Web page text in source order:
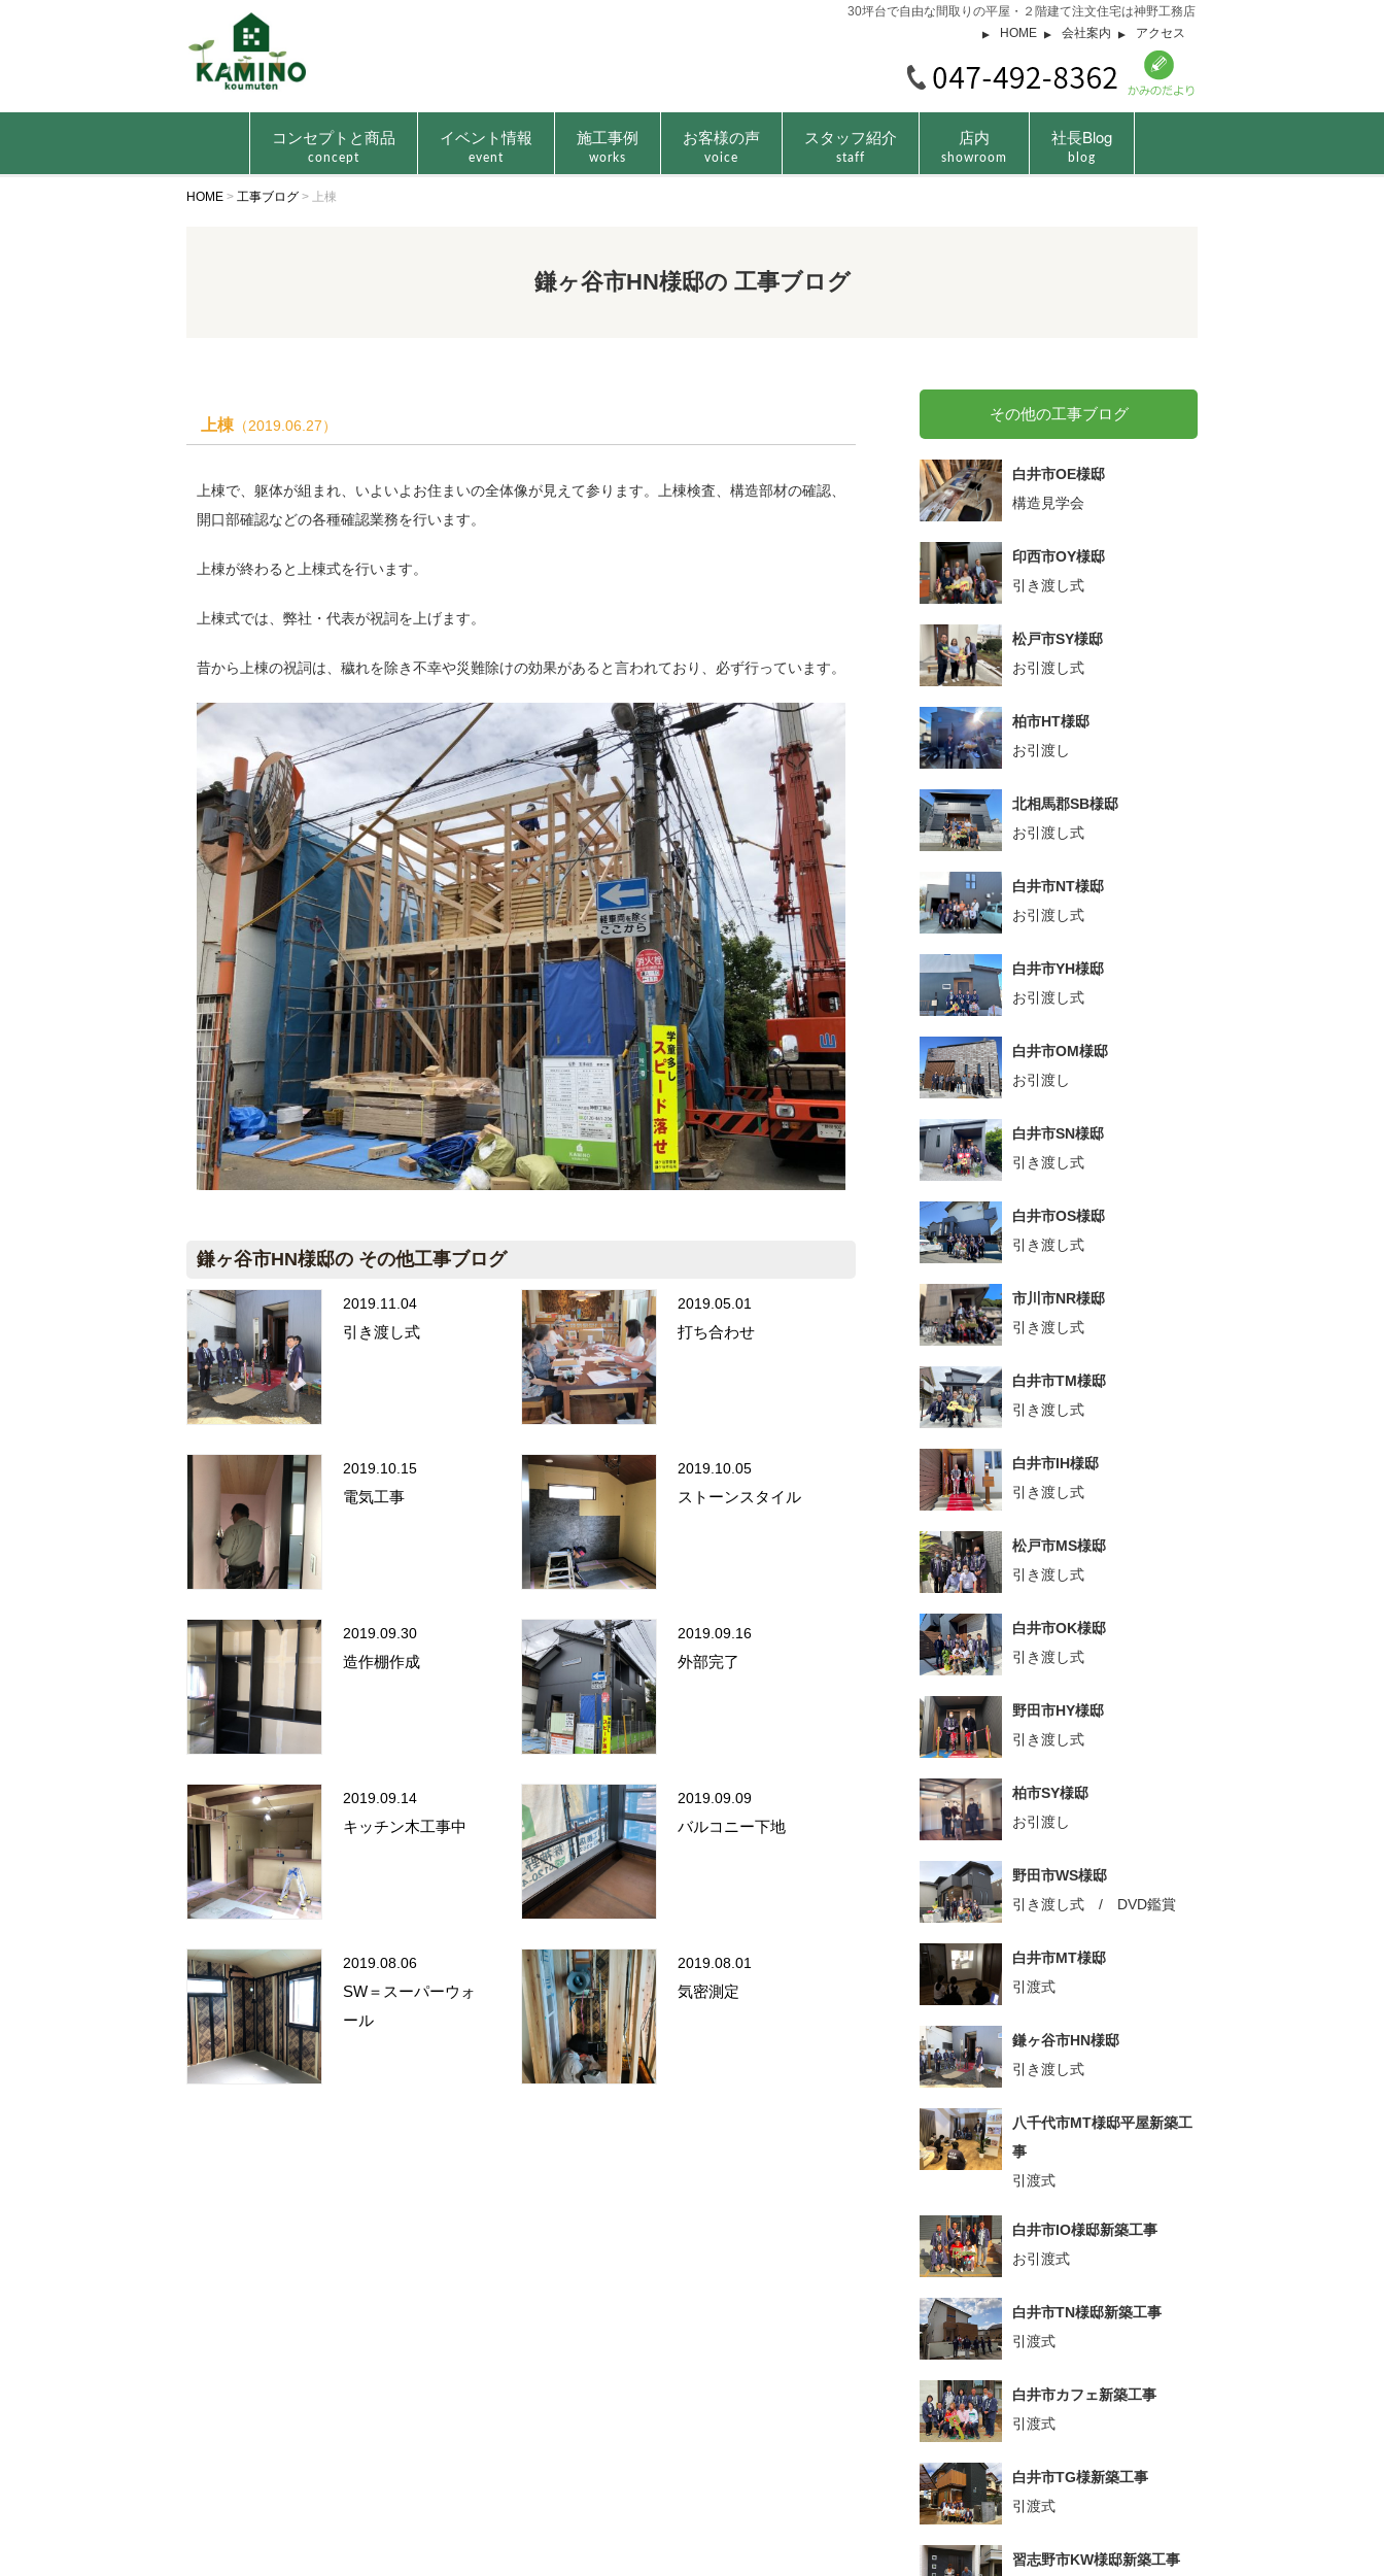
30坪台で自由な間取りの平屋・２階建て注文住宅は神野工務店
HOME
会社案内 アクセス
コンセプトと商品
concept
イベント情報
event
施工事例
works
お客様の声
voice
スタッフ紹介
staff
店内
showroom
社長Blog
blog
HOME > 工事ブログ > 上棟
鎌ヶ谷市HN様邸の 工事ブログ
上棟 （2019.06.27）
上棟で、躯体が組まれ、いよいよお住まいの全体像が見えて参ります。上棟検査、構造部材の確認、
開口部確認などの各種確認業務を行います。
上棟が終わると上棟式を行います。
上棟式では、弊社・代表が祝詞を上げます。
昔から上棟の祝詞は、穢れを除き不幸や災難除けの効果があると言われており、必ず行っています。
鎌ヶ谷市HN様邸の その他工事ブログ
2019.11.04
引き渡し式
2019.05.01
打ち合わせ
2019.10.15
電気工事
2019.10.05
ストーンスタイル
2019.09.30
造作棚作成
2019.09.16
外部完了
2019.09.14
キッチン木工事中
2019.09.09
バルコニー下地
2019.08.06
SW＝スーパーウォ
ール
2019.08.01
気密測定
その他の工事ブログ
白井市OE様邸
構造見学会
印西市OY様邸
引き渡し式
松戸市SY様邸
お引渡し式
柏市HT様邸
お引渡し
北相馬郡SB様邸
お引渡し式
白井市NT様邸
お引渡し式
白井市YH様邸
お引渡し式
白井市OM様邸
お引渡し
白井市SN様邸
引き渡し式
白井市OS様邸
引き渡し式
市川市NR様邸
引き渡し式
白井市TM様邸
引き渡し式
白井市IH様邸
引き渡し式
松戸市MS様邸
引き渡し式
白井市OK様邸
引き渡し式
野田市HY様邸
引き渡し式
柏市SY様邸
お引渡し
野田市WS様邸
引き渡し式 / DVD鑑賞
白井市MT様邸
引渡式
鎌ヶ谷市HN様邸
引き渡し式
八千代市MT様邸平屋新築工
事
引渡式
白井市IO様邸新築工事
お引渡式
白井市TN様邸新築工事
引渡式
白井市カフェ新築工事
引渡式
白井市TG様新築工事
引渡式
習志野市KW様邸新築工事